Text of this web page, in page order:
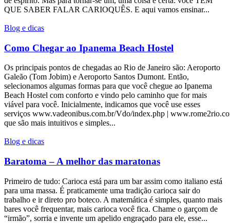
QUE SABER FALAR CARIOQUÊS. E aqui vamos ensinar...
Blog e dicas
Como Chegar ao Ipanema Beach Hostel
Os principais pontos de chegadas ao Rio de Janeiro são: Aeroporto
Galeão (Tom Jobim) e Aeroporto Santos Dumont. Então,
selecionamos algumas formas para que você chegue ao Ipanema
Beach Hostel com conforto e vindo pelo caminho que for mais
viável para você. Inicialmente, indicamos que você use esses
serviços www.vadeonibus.com.br/Vdo/index.php |
que são mais intuitivos e simples...
Blog e dicas
Baratoma – A melhor das maratonas
Primeiro de tudo: Carioca está para um bar assim como italiano está
para uma massa. É praticamente uma tradição carioca sair do
trabalho e ir direto pro boteco. A matemática é simples, quanto mais
bares você frequentar, mais carioca você fica. Chame o garçom de
“irmão”, sorria e invente um apelido engraçado para ele, esse...